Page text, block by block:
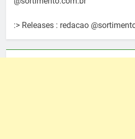
:> Releases : redacao